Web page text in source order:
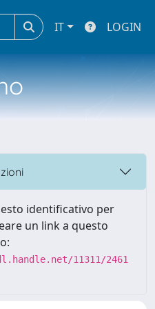
IT LOGIN
identificativo per
un link a questo
11311/2461